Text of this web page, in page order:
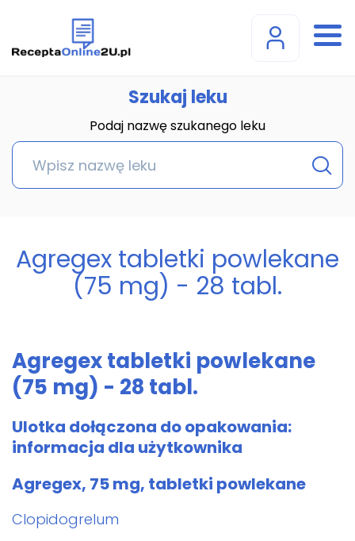
Szukaj leku
Podaj nazwę szukanego leku
Agregex tabletki powlekane
(75 mg) - 28 tabl.
Agregex tabletki powlekane
(75 mg) - 28 tabl.
Ulotka dołączona do opakowania:
informacja dla użytkownika
Agregex, 75 mg, tabletki powlekane
Clopidogrelum